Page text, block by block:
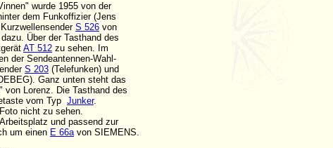
wurde 1955 von der
dem Funkoffizier (Jens
S 526 von
Über der Tasthand des
AT 512 zu sehen. Im
der Sendeantennen-Wahl-
S 203 (Telefunken) und
Ganz unten steht das
von Lorenz. Die Tasthand des
vom Typ Junker.
nicht zu sehen.
und passend zur
um einen E 66avon SIEMENS.